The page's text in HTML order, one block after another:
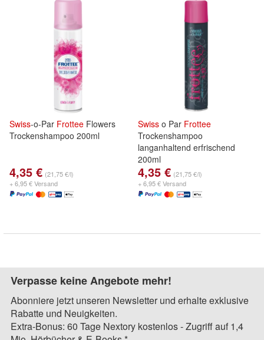
Swiss-o-Par Frottee Flowers
Trockenshampoo 200ml
4,35 € (21,75 €/l)
+ 6,95 € Versand
Swiss o Par Frottee
Trockenshampoo
langanhaltend erfrischend
200ml
4,35 € (21,75 €/l)
+ 6,95 € Versand
Verpasse keine Angebote mehr!
Abonniere jetzt unseren Newsletter und erhalte exklusive
Rabatte und Neuigkeiten.
Extra-Bonus: 60 Tage Nextory kostenlos - Zugriff auf 1,4